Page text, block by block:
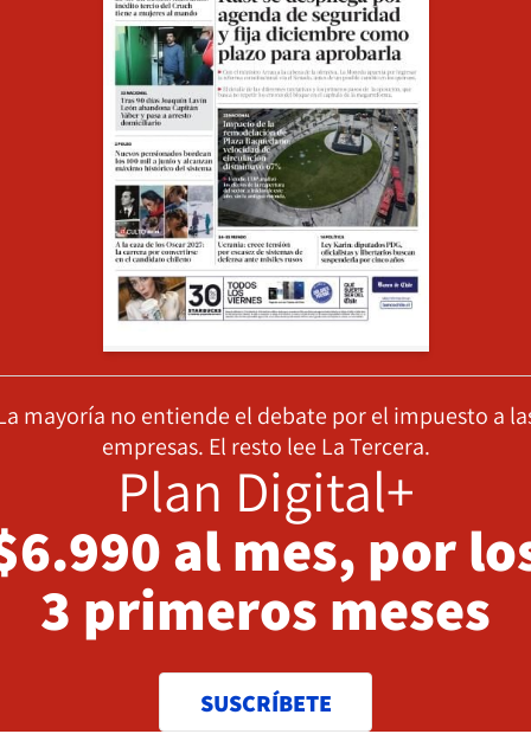
mayoría no entiende el debate por el impuesto a
empresas. El resto lee La Tercera.
Plan Digital+
al mes, por
3 primeros meses
SUSCRÍBETE